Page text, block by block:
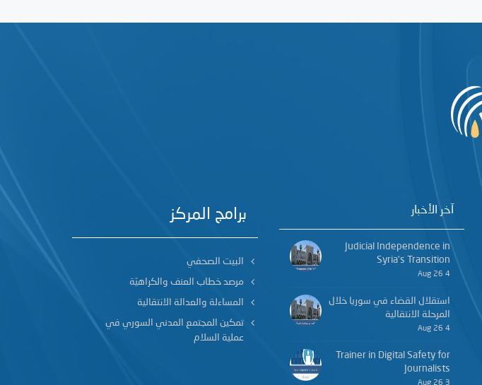
برامج المركز
البيت الصحفي
مرصد خطاب العنف والكراهيّة
المساءلة والعدالة الانتقالية
تمكين المجتمع المدني السوري في
عملية السلام
آخر الأخبار
Judicial Independence in
Syria’s Transition
4 Aug 26
استقلال القضاء في سوريا خلال
المرحلة الانتقالية
4 Aug 26
Trainer in Digital Safety for
Journalists
3 Aug 26